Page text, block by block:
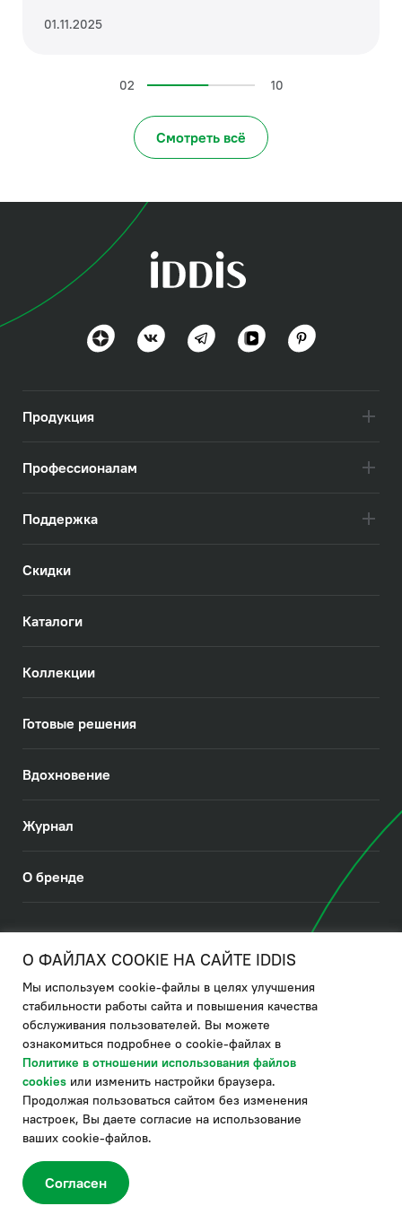
Отдельная гордость коллекции IDDIS Виндзор
01.11.2025
02 10
Смотреть всё
Продукция
Профессионалам
Поддержка
Скидки
Каталоги
Коллекции
Готовые решения
Вдохновение
Журнал
О бренде
Политика в отношении использования файлов cookies
Политика обработки ПДн
Политика в области управления цепочкой поставки
по системе "НСЛС"
Производитель оставляет за собой право в любой момент
вносить изменения в комплектацию, дизайн и характеристики
товара, не ухудшающие его качество.
О ФАЙЛАХ COOKIE НА САЙТЕ IDDIS
Мы используем cookie-файлы в целях улучшения
стабильности работы сайта и повышения качества
обслуживания пользователей. Вы можете
ознакомиться подробнее о cookie-файлах в
Политике в отношении использования файлов
cookies или изменить настройки браузера.
Продолжая пользоваться сайтом без изменения
настроек, Вы даете согласие на использование
ваших cookie-файлов.
Согласен